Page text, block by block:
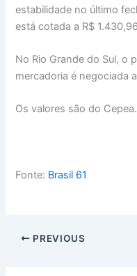
estabilidade no último
está cotada a R$ 1.430,96
No Rio Grande do Sul, o
mercadoria é negociada
Os valores são do Cepea.
Fonte: Brasil 61
PREVIOUS